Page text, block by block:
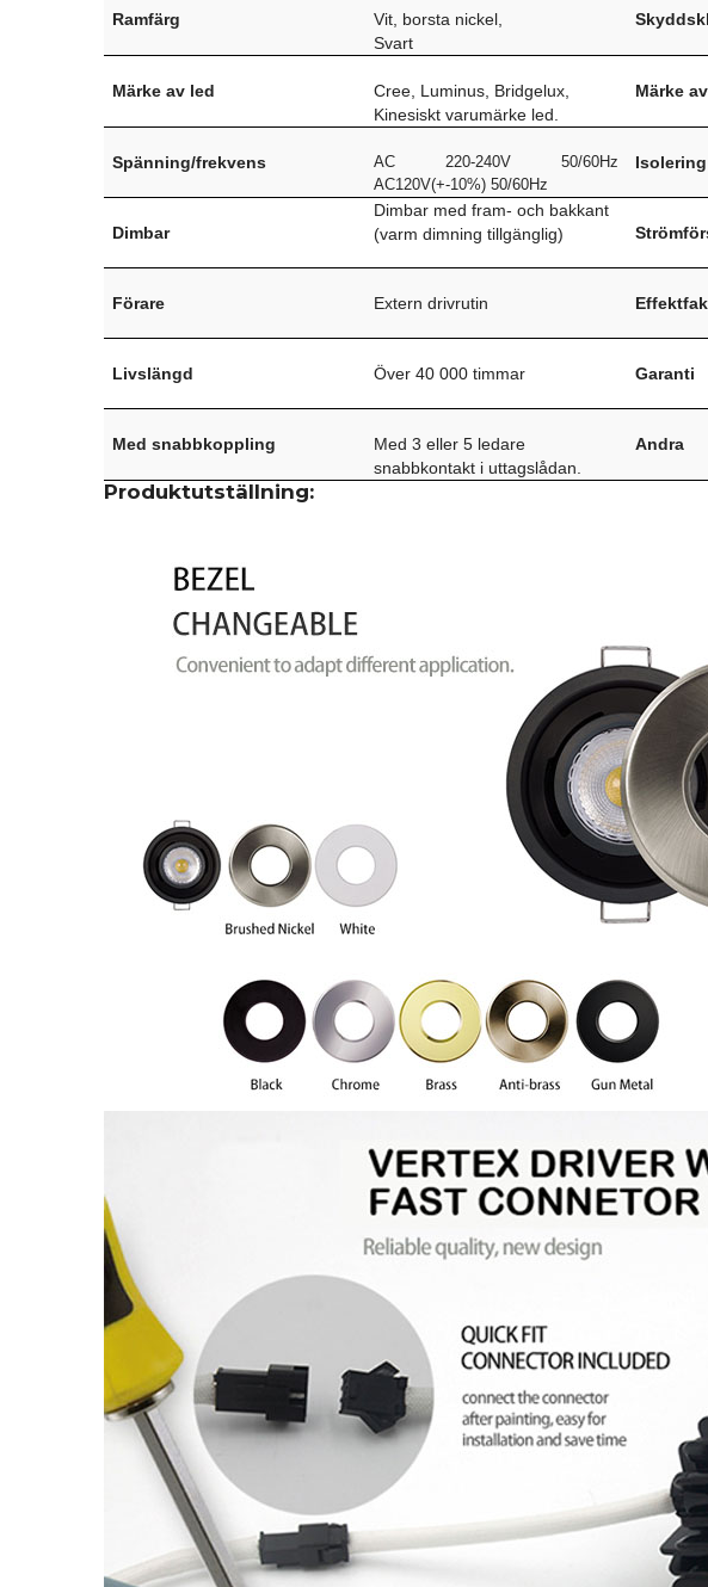
Ramfärg
Vit, borsta nickel,
Svart
Märke av led
Cree, Luminus, Bridgelux,
Kinesiskt varumärke led.
Märke
Spänning/frekvens
AC 220-240V 50/60Hz
AC120V(+-10%) 50/60Hz
Dimbar
Dimbar med fram- och bakkant
(varm dimning tillgänglig)
Förare Extern drivrutin
Livslängd Över 40 000 timmar Garanti
Med snabbkoppling
Med 3 eller 5 ledare
snabbkontakt i uttagslådan.
Andra
Produktutställning: